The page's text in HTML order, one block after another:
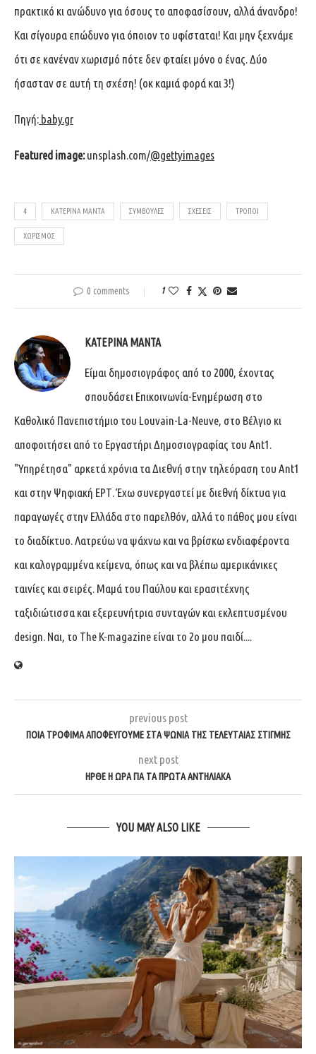
πρακτικό κι ανώδυνο για όσους το αποφασίσουν, αλλά άνανδρο!
Και σίγουρα επώδυνο για όποιον το υφίσταται! Και μην ξεχνάμε
ότι σε κανέναν χωρισμό πότε δεν φταίει μόνο ο ένας. Δύο
ήσασταν σε αυτή τη σχέση! (οκ καμιά φορά και 3!)
Πηγή: baby.gr
Featured image:unsplash.com/@gettyimages
4 ΚΑΤΕΡΊΝΑ ΜΑΝΤΆ ΣΥΜΒΟΥΛΈΣ ΣΧΈΣΕΙΣ ΤΡΟΠΟΙ
ΧΩΡΙΣΜΌΣ
0 comments 1
ΚΑΤΕΡΊΝΑ ΜΑΝΤΆ
Είμαι δημοσιογράφος από το 2000, έχοντας
σπουδάσει Επικοινωνία-Ενημέρωση στο
Καθολικό Πανεπιστήμιο του Louvain-La-Neuve, στο Βέλγιο κι
αποφοιτήσει από το Εργαστήρι Δημοσιογραφίας του Ant1.
"Υπηρέτησα" αρκετά χρόνια τα Διεθνή στην τηλεόραση του Ant1
και στην Ψηφιακή ΕΡΤ. Έχω συνεργαστεί με διεθνή δίκτυα για
παραγωγές στην Ελλάδα στο παρελθόν, αλλά το πάθος μου είναι
το διαδίκτυο. Λατρεύω να ψάχνω και να βρίσκω ενδιαφέροντα
και καλογραμμένα κείμενα, όπως και να βλέπω αμερικάνικες
ταινίες και σειρές. Μαμά του Παύλου και ερασιτέχνης
ταξιδιώτισσα και εξερευνήτρια συνταγών και εκλεπτυσμένου
design. Ναι, το The K-magazine είναι το 2ο μου παιδί....
previous post
ΠΟΙΑ ΤΡΟΦΙΜΑ ΑΠΟΦΕΥΓΟΥΜΕ ΣΤΑ ΨΩΝΙΑ ΤΗΣ ΤΕΛΕΥΤΑΙΑΣ ΣΤΙΓΜΗΣ
next post
ΗΡΘΕ Η ΩΡΑ ΓΙΑ ΤΑ ΠΡΩΤΑ ΑΝΤΗΛΙΑΚΑ
YOU MAY ALSO LIKE